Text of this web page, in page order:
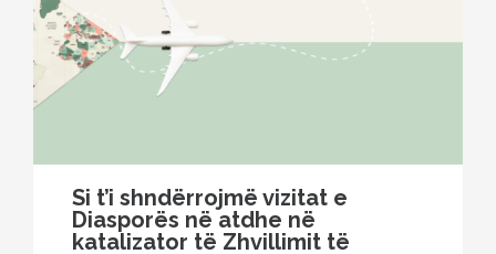
Si t’i shndërrojmë vizitat e
Diasporës ​​në atdhe në
katalizator të Zhvillimit të